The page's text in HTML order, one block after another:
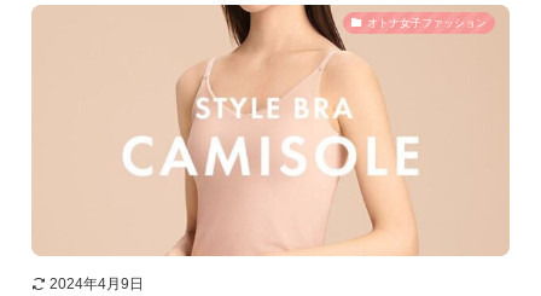
オトナ女子ファッション
2024年4月9日